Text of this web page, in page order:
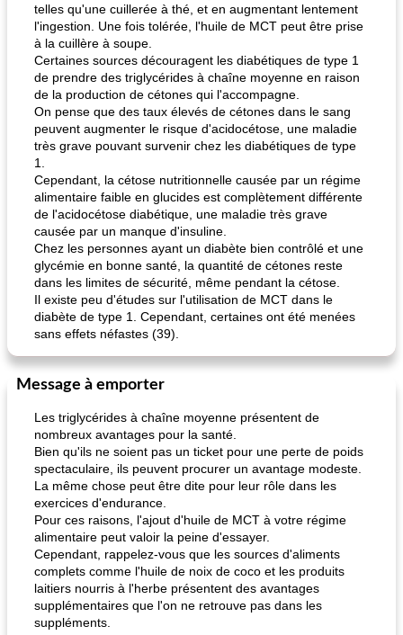
telles qu'une cuillerée à thé, et en augmentant lentement
l'ingestion. Une fois tolérée, l'huile de MCT peut être prise
à la cuillère à soupe.
Certaines sources découragent les diabétiques de type 1
de prendre des triglycérides à chaîne moyenne en raison
de la production de cétones qui l'accompagne.
On pense que des taux élevés de cétones dans le sang
peuvent augmenter le risque d'acidocétose, une maladie
très grave pouvant survenir chez les diabétiques de type
1.
Cependant, la cétose nutritionnelle causée par un régime
alimentaire faible en glucides est complètement différente
de l'acidocétose diabétique, une maladie très grave
causée par un manque d'insuline.
Chez les personnes ayant un diabète bien contrôlé et une
glycémie en bonne santé, la quantité de cétones reste
dans les limites de sécurité, même pendant la cétose.
Il existe peu d'études sur l'utilisation de MCT dans le
diabète de type 1. Cependant, certaines ont été menées
sans effets néfastes (39).
Message à emporter
Les triglycérides à chaîne moyenne présentent de
nombreux avantages pour la santé.
Bien qu'ils ne soient pas un ticket pour une perte de poids
spectaculaire, ils peuvent procurer un avantage modeste.
La même chose peut être dite pour leur rôle dans les
exercices d'endurance.
Pour ces raisons, l'ajout d'huile de MCT à votre régime
alimentaire peut valoir la peine d'essayer.
Cependant, rappelez-vous que les sources d'aliments
complets comme l'huile de noix de coco et les produits
laitiers nourris à l'herbe présentent des avantages
supplémentaires que l'on ne retrouve pas dans les
suppléments.